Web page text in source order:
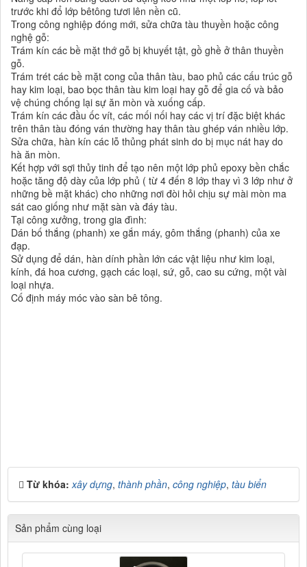
trước khi đổ lớp bêtông tươi lên nền cũ.
Trong công nghiệp đóng mới, sửa chữa tàu thuyền hoặc công
nghệ gỗ:
Trám kín các bề mặt thớ gỗ bị khuyết tật, gồ ghề ở thân thuyền
gỗ.
Trám trét các bề mặt cong của thân tàu, bao phủ các cấu trúc gỗ
hay kim loại, bao bọc thân tàu kim loại hay gỗ để gia cố và bảo
vệ chúng chống lại sự ăn mòn và xuống cấp.
Trám kín các đầu ốc vít, các mối nối hay các vị trí đặc biệt khác
trên thân tàu đóng ván thường hay thân tàu ghép ván nhiều lớp.
Sửa chữa, hàn kín các lỗ thủng phát sinh do bị mục nát hay do
hà ăn mòn.
Kết hợp với sợi thủy tinh để tạo nên một lớp phủ epoxy bền chắc
hoặc tăng độ dày của lớp phủ ( từ 4 đến 8 lớp thay vì 3 lớp như ở
những bề mặt khác) cho những nơi đòi hỏi chịu sự mài mòn ma
sát cao giống như mặt sàn và đáy tàu.
Tại công xưởng, trong gia đình:
Dán bố thắng (phanh) xe gắn máy, gôm thắng (phanh) của xe
đạp.
Sử dụng để dán, hàn dính phần lớn các vật liệu như kim loại,
kính, đá hoa cương, gạch các loại, sứ, gỗ, cao su cứng, một vài
loại nhựa.
Cố định máy móc vào sàn bê tông.
Từ khóa:xây dựng, thành phần, công nghiệp, tàu biển
Sản phẩm cùng loại